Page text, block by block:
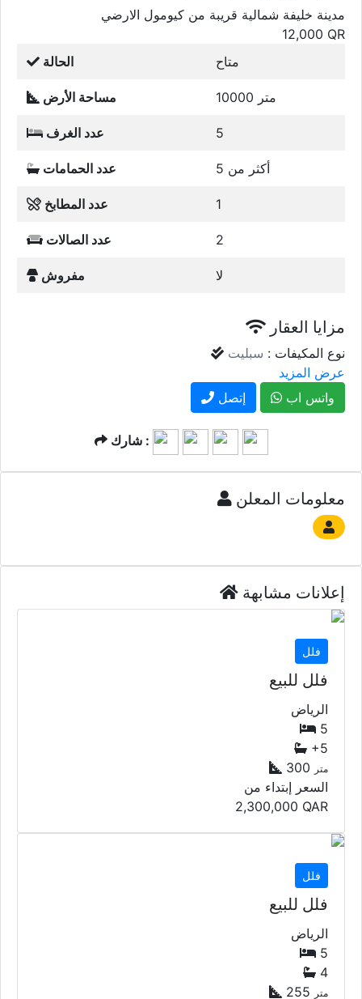
مدينة خليفة شمالية قريبة من كيومول الارضي
12,000 QR
الحالة
متاح
مساحة الأرض 10000 متر
عدد الغرف 5
عدد الحمامات أكثر من 5
عدد المطابخ 1
عدد الصالات 2
مفروش لا
مزايا العقار
نوع المكيفات : سبليت
عرض المزيد
إتصل
واتس اب
شارك :
معلومات المعلن
إعلانات مشابهة
فلل
فلل للبيع
الرياض
5
+5
300 متر
السعر إبتداء من
2,300,000 QAR
فلل
فلل للبيع
الرياض
5
4
255 متر